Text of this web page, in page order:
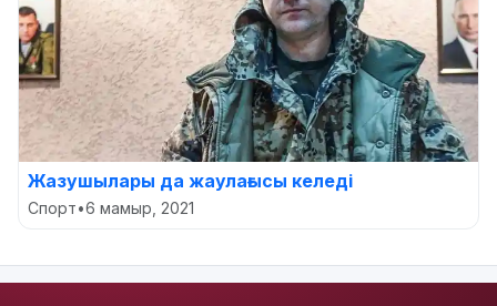
Жазушылары да жаулағысы келеді
Спорт•6 мамыр, 2021